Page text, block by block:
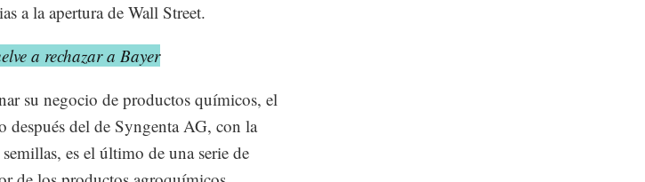
a la apertura de Wall Street.
a rechazar a Bayer
su negocio de productos químicos, el
después del de Syngenta AG, con la
es el último de una serie de